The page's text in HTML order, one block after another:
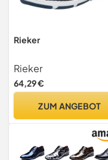
Rieker
Rieker
64,29 €
ZUM ANGEBOT